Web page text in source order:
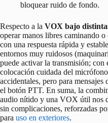
bloquear ruido de fondo.
Respecto a la VOX bajo
operar manos libres caminando o
con una respuesta rápida y
entornos muy ruidosos
puede activar la transmisión; con
colocación cuidada del
accidentales, pero para
el botón PTT. En suma, la
audio nítido y una VOX útil nos
sin complicaciones, reforzadas
para uso en exteriores.